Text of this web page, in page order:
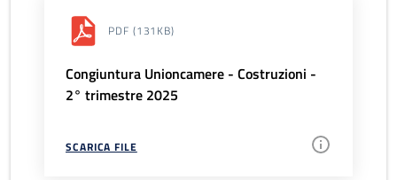
PDF (131KB)
Congiuntura Unioncamere - Costruzioni -
2° trimestre 2025
SCARICA FILE